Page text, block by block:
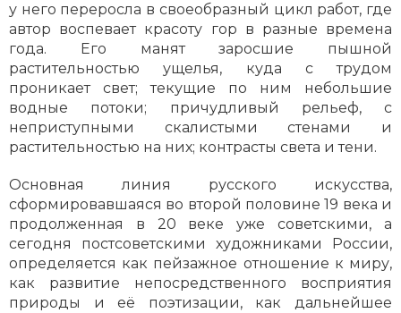
у него переросла в своеобразный цикл работ, где
автор воспевает красоту гор в разные времена
года. Его манят заросшие пышной
растительностью ущелья, куда с трудом
проникает свет; текущие по ним небольшие
водные потоки; причудливый рельеф, с
неприступными скалистыми стенами и
растительностью на них; контрасты света и тени.
Основная линия русского искусства,
сформировавшаяся во второй половине 19 века и
продолженная в 20 веке уже советскими, а
сегодня постсоветскими художниками России,
определяется как пейзажное отношение к миру,
как развитие непосредственного восприятия
природы и её поэтизации, как дальнейшее